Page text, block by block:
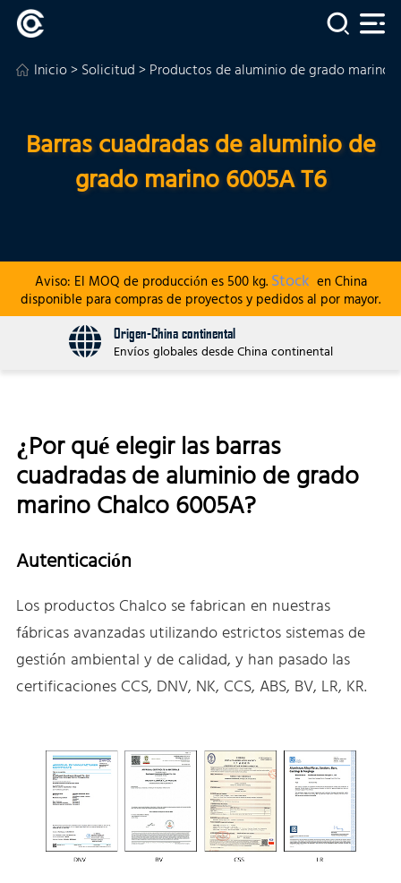
Inicio>Solicitud>Productos de aluminio de grado marino
Barras cuadradas de aluminio de
grado marino 6005A T6
Aviso: El MOQ de producción es 500 kg. Stock en China
disponible para compras de proyectos y pedidos al por mayor.
Origen-China continental
Envíos globales desde China continental
¿Por qué elegir las barras
cuadradas de aluminio de grado
marino Chalco 6005A?
Autenticación
Los productos Chalco se fabrican en nuestras
fábricas avanzadas utilizando estrictos sistemas de
gestión ambiental y de calidad, y han pasado las
certificaciones CCS, DNV, NK, CCS, ABS, BV, LR, KR.